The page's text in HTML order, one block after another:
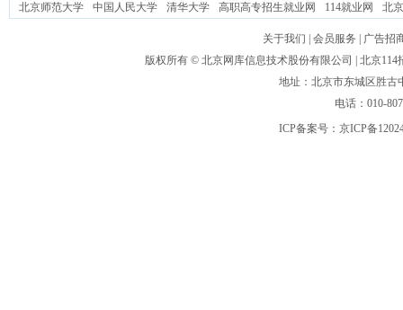
北京师范大学
中国人民大学 清华大学 高职高专招生就业网 114就业网 北
关于我们 会员服务
广告招
版权所有 © 北京网库信息技术股份有限公司
| 北京
地址：北京市东城区胜
电话：010-
ICP备案号： 京ICP备